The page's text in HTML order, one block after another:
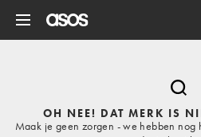
OH NEE! DAT MERK IS
Maak je geen zorgen - we hebben nog